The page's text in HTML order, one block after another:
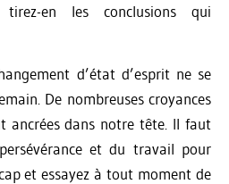
en les conclusions qui
d’état d’esprit ne se
De nombreuses croyances
ancrées dans notre tête. Il faut
et du travail pour
et essayez à tout moment de